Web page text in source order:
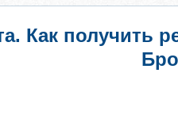
Как получить